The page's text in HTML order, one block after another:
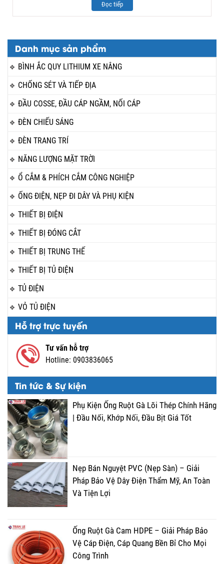
Danh mục sản phẩm
BÌNH ẮC QUY LITHIUM XE NÂNG
CHỐNG SÉT VÀ TIẾP ĐỊA
ĐẦU COSSE, ĐẦU CÁP NGẦM, NỐI CÁP
ĐÈN CHIẾU SÁNG
ĐÈN TRANG TRÍ
NĂNG LƯỢNG MẶT TRỜI
Ổ CẮM & PHÍCH CẮM CÔNG NGHIỆP
ỐNG ĐIỆN, NẸP ĐI DÂY VÀ PHỤ KIỆN
THIẾT BỊ ĐIỆN
THIẾT BỊ ĐÓNG CẮT
THIẾT BỊ TRUNG THẾ
THIẾT BỊ TỦ ĐIỆN
TỦ ĐIỆN
VỎ TỦ ĐIỆN
Hỗ trợ trực tuyến
Tư vấn hỗ trợ
Hotline: 0903836065
Tin tức & Sự kiện
Phụ Kiện Ống Ruột Gà Lõi Thép Chính Hãng
| Đầu Nối, Khớp Nối, Đầu Bịt Giá Tốt
Nẹp Bán Nguyệt PVC (Nẹp Sàn) – Giải
Pháp Bảo Vệ Dây Điện Thẩm Mỹ, An Toàn
Và Tiện Lợi
Ống Ruột Gà Cam HDPE – Giải Pháp Bảo
Vệ Cáp Điện, Cáp Quang Bền Bỉ Cho Mọi
Công Trình
Đọc tiếp